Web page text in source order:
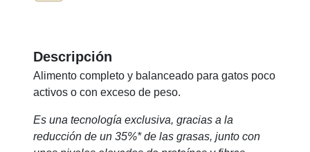
Descripción
Alimento completo y balanceado para gatos poco
activos o con exceso de peso.
Es una tecnología exclusiva, gracias a la
reducción de un 35%* de las grasas, junto con